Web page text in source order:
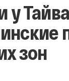
у
зон